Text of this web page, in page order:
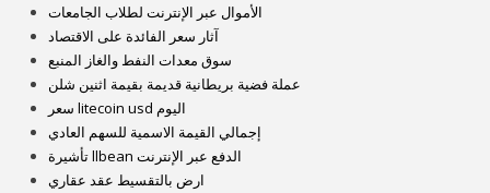
الأموال عبر الإنترنت لطلاب الجامعات
آثار سعر الفائدة على الاقتصاد
سوق معدات النفط والغاز المنبع
عملة فضية بريطانية قديمة بقيمة اثنين شلن
سعر litecoin usd اليوم
إجمالي القيمة الاسمية للسهم العادي
تأشيرة llbean الدفع عبر الإنترنت
ارض بالتقسيط عقد عقاري